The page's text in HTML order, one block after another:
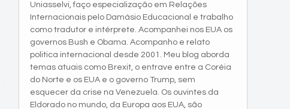
Uniasselvi, faço especialização em Relações
Internacionais pelo Damásio Educacional e trabalho
como tradutor e intérprete. Acompanhei nos EUA os
governos Bush e Obama. Acompanho e relato
politica internacional desde 2001. Meu blog aborda
temas atuais como Brexit, o entrave entre a Coréia
do Norte e os EUA e o governo Trump, sem
esquecer da crise na Venezuela. Os ouvintes da
Eldorado no mundo, da Europa aos EUA, são